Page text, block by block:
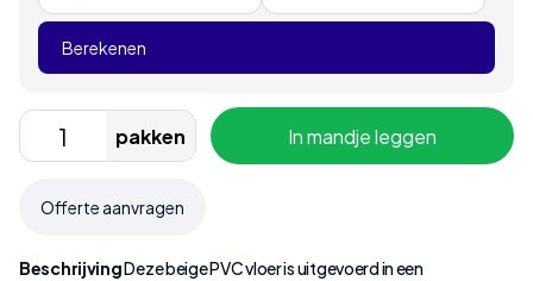
Berekenen
pakken In mandje leggen
Offerte aanvragen
BeschrijvingDeze beige PVC vloer is uitgevoerd in een